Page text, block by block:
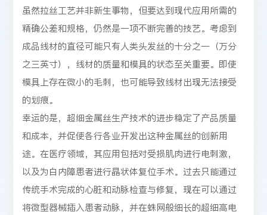
虽然拉丝工艺并非新生事物，但要达到现代应用所需的
精确公差和规格，仍然是一项不断完善的技艺。考虑到
成品线材的直径可能只有人类头发丝的十分之一（万分
之三英寸），线材的质量和模具的状态至关重要。即使
模具上存在微小的毛刺，也可能导致线材出现无法接受
的划痕。
幸运的是，超细金属丝生产技术的进步稳定了产品质量
和成本，并促使各行各业开发出这种金属丝的创新用
途。在医疗领域，其应用包括对受损肌肉进行电刺激，
以及为白内障患者进行晶状体复位手术。过去只能通过
传统手术完成的心脏和动脉检查与修复，现在可以通过
将微型器械插入患者动脉，并在蛛网般细长的超细高电